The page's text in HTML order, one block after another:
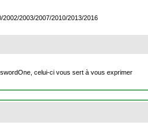
2003/2007/2010/2013/2016
celui-ci vous sert à vous exprimer